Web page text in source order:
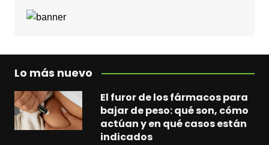
Lo más nuevo
El furor de los fármacos para
bajar de peso: qué son, cómo
actúan y en qué casos están
indicados